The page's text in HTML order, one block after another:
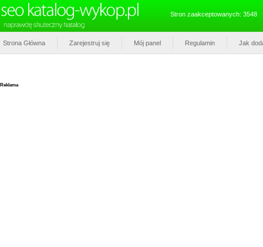
Stron zaakceptowanych: 3548
Strona Główna Zarejestruj się Mój panel Regulamin Jak
Reklama